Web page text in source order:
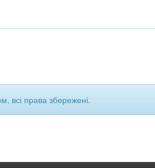
всі права збережені.